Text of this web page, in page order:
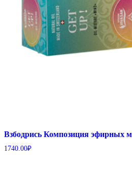
Взбодрись Композиция эфирных
1740.00₽